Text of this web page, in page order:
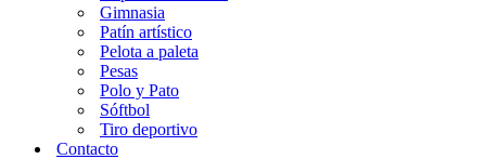
Gimnasia
Patín artístico
Pelota a paleta
Pesas
Polo y Pato
Sóftbol
Tiro deportivo
Contacto